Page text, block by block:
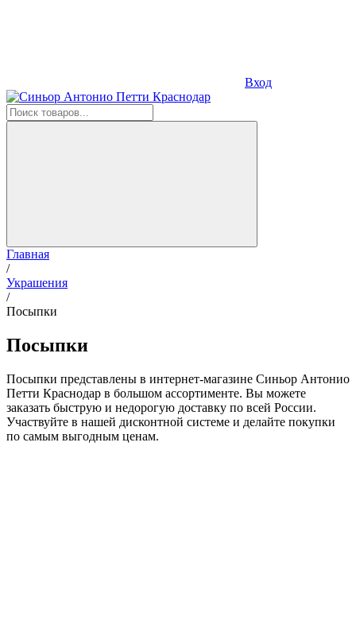
Вход
Главная
/
Украшения
/
Посыпки
Посыпки
Посыпки представлены в интернет-магазине Синьор Антонио
Петти Краснодар в большом ассортименте. Вы можете
заказать быструю и недорогую доставку по всей России.
Участвуйте в нашей дисконтной системе и делайте покупки
по самым выгодным ценам.